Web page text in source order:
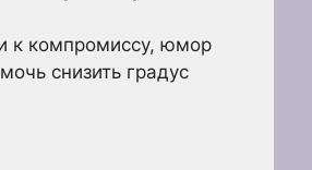
к компромиссу, юмор
снизить градус